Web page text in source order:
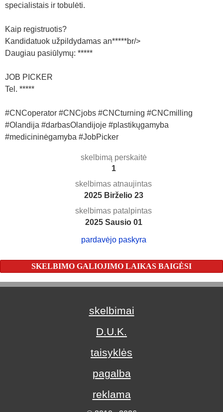
specialistais ir tobulėti.
Kaip registruotis?
Kandidatuok užpildydamas an*****br/>
Daugiau pasiūlymų: *****
JOB PICKER
Tel. *****
#CNCoperator #CNCjobs #CNCturning #CNCmilling
#Olandija #darbasOlandijoje #plastikųgamyba
#medicininėgamyba #JobPicker
skelbimą perskaitė
1
skelbimas atnaujintas
2025 Birželio 23
skelbimas patalpintas
2025 Sausio 01
pardavėjo paskyra
SKELBIMO GALIOJIMO LAIKAS BAIGĖSI
skelbimai
D.U.K.
taisyklės
pagalba
reklama